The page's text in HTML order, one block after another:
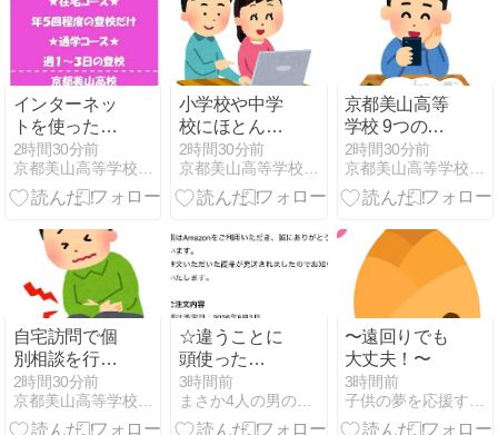
インターネッ
トを使った在
宅学習が中心
2時間30分前
京都美山高等学校 保健体育科 担当教員のつぶやき
小学校や中学
校にほとんど
通うことのな
かった方
2時間30分前
京都美山高等学校 国語科 担当教員のつぶやき
京都美山高等
学校 9つの日
本初 その５
2時間30分前
京都美山高等学校 数学科 担当教員のつぶやき
自宅訪問で個
別相談を行っ
ている通信制
高校
2時間30分前
京都美山高等学校 地歴公民科 担当教員のつぶやき
☆違うことに
頭使った
ら？？？☆
3時間前
まさか4人の男の子のお母さんになるなんて。
〜遠回りでも
大丈夫！〜
3時間前
子供の夢を応援するパパ。